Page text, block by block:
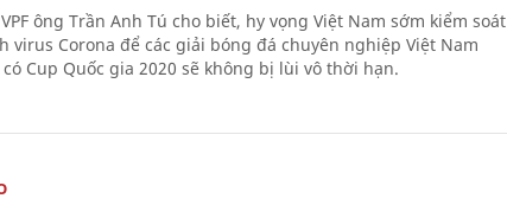
ông Trần Anh Tú cho biết, hy vọng Việt Nam sớm kiểm soát
virus Corona để các giải bóng đá chuyên nghiệp Việt Nam
Cup Quốc gia 2020 sẽ không bị lùi vô thời hạn.